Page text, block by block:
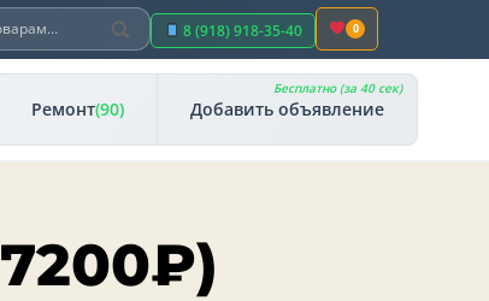
Поиск
8 (918) 918-35-40 0
Ремонт(90) Добавить объявление
Бесплатно (за 40 сек)
7200₽)